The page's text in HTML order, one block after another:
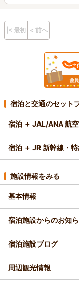
|< 最初 < 前へ
宿泊と交通のセット
宿泊 ＋ JAL/ANA 航
宿泊 ＋ JR 新幹線・
施設情報をみる
基本情報
宿泊施設からのお知
宿泊施設ブログ
周辺観光情報